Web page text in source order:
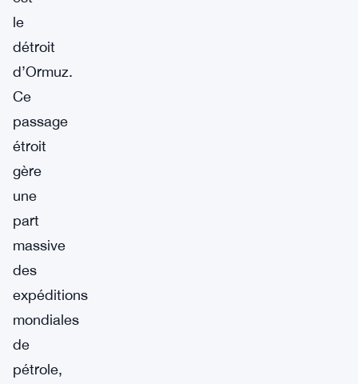
le
détroit
d’Ormuz.
Ce
passage
étroit
gère
une
part
massive
des
expéditions
mondiales
de
pétrole,